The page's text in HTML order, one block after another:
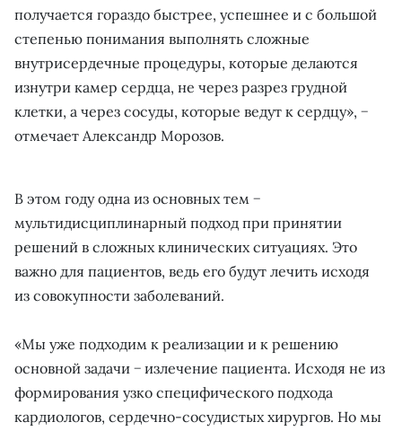
получается гораздо быстрее, успешнее и с большой
степенью понимания выполнять сложные
внутрисердечные процедуры, которые делаются
изнутри камер сердца, не через разрез грудной
клетки, а через сосуды, которые ведут к сердцу», −
отмечает Александр Морозов.
В этом году одна из основных тем −
мультидисциплинарный подход при принятии
решений в сложных клинических ситуациях. Это
важно для пациентов, ведь его будут лечить исходя
из совокупности заболеваний.
«Мы уже подходим к реализации и к решению
основной задачи − излечение пациента. Исходя не из
формирования узко специфического подхода
кардиологов, сердечно-сосудистых хирургов. Но мы